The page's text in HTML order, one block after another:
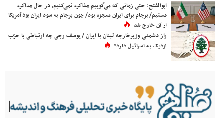
ابوالفتح: حتی زمانی که می‌گوییم مذاکره نمی‌کنیم، در حال مذاکره
هستیم/ برجام برای ایران معجزه بود/ چون برجام به سود ایران بود آمریکا
از آن خارج شد
راز دشمنی وزیرخارجه لبنان با ایران / یوسف رجی چه ارتباطی با حزب
نزدیک به اسرائیل دارد؟